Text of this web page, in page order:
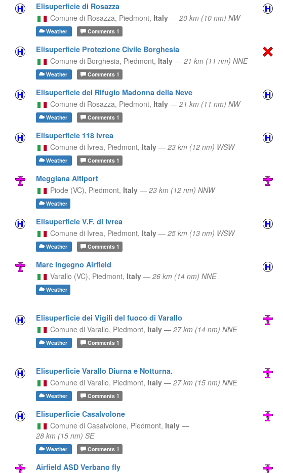
Elisuperficie di Rosazza
Comune di Rosazza, Piedmont, Italy — 20 km (10 nm) NW
Weather Comments1
Elisuperficie Protezione Civile Borghesia
Comune di Borghesia, Piedmont, Italy — 21 km (11 nm) NNE
Weather Comments1
Elisuperficie del Rifugio Madonna della Neve
Comune di Rosazza, Piedmont, Italy — 21 km (11 nm) NW
Weather Comments1
Elisuperficie 118 Ivrea
Comune di Ivrea, Piedmont, Italy — 23 km (12 nm) WSW
Weather Comments1
Meggiana Altiport
Piode (VC), Piedmont, Italy — 23 km (12 nm) NNW
Weather
Elisuperficie V.F. di Ivrea
Comune di Ivrea, Piedmont, Italy — 25 km (13 nm) WSW
Weather Comments1
Marc Ingegno Airfield
Varallo (VC), Piedmont, Italy — 26 km (14 nm) NNE
Weather
Elisuperficie dei Vigili del fuoco di Varallo
Comune di Varallo, Piedmont, Italy — 27 km (14 nm) NNE
Weather Comments1
Elisuperficie Varallo Diurna e Notturna.
Comune di Varallo, Piedmont, Italy — 27 km (15 nm) NNE
Weather Comments1
Elisuperficie Casalvolone
Comune di Casalvolone, Piedmont, Italy —
28 km (15 nm) SE
Weather Comments1
Airfield ASD Verbano fly